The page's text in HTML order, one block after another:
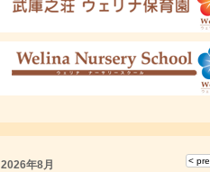
2026年8月